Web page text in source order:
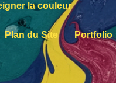
la couleur
Plan du Site Portfolio